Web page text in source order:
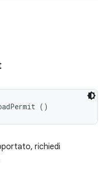
()
richiedi